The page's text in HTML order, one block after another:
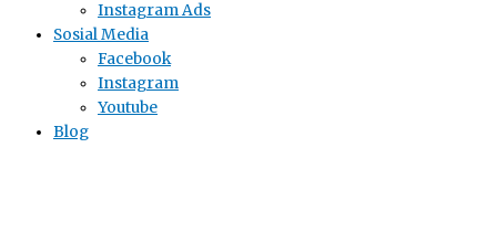
Instagram Ads
Sosial Media
Facebook
Instagram
Youtube
Blog